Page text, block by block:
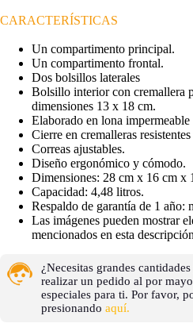
CARACTERÍSTICAS
Un compartimento principal.
Un compartimento frontal.
Dos bolsillos laterales
Bolsillo interior con cremallera
dimensiones 13 x 18 cm.
Elaborado en lona impermeable
Cierre en cremalleras
Correas ajustables.
Diseño ergonómico y cómodo.
Dimensiones: 28 cm x 16 cm x
Capacidad: 4,48 litros.
Respaldo de garantía de 1 año:
Las imágenes pueden mostrar
mencionados en esta
¿Necesitas grandes
realizar un pedido al por
especiales para ti. Por favor,
presionando aquí.